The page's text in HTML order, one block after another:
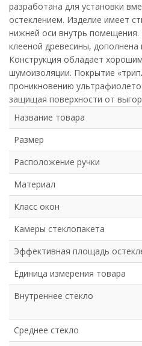
разработана для установки
остеклением. Изделие имеет
нижней оси внутрь помещения.
клееной древесины,
Конструкция обладает
шумоизоляции. Покрытие
проникновению
защищая поверхности от
Название товара
Размер
Расположение ручки
Материал
Класс окон
Камеры стеклопакета
Эффективная площадь
Единица измерения товара
Внутреннее стекло
Среднее стекло